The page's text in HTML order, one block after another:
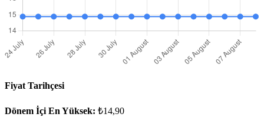
Fiyat Tarihçesi
Dönem İçi En Yüksek: ₺14,90